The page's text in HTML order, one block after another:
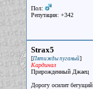
Пол:
Репутация: +342
Strax5
[Пятижды пуганый]
Кардинал
Прирожденный Джаец
Дорогу осилит бегущий